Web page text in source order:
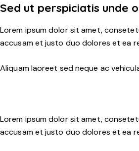
Sed ut perspiciatis unde
Lorem ipsum dolor sit amet,
accusam et justo duo dolores et ea
Aliquam laoreet sed neque ac
Lorem ipsum dolor sit amet,
accusam et justo duo dolores et ea